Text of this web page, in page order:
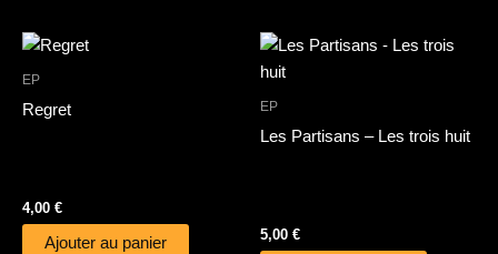
EP
Regret
4,00 €
Ajouter au panier
EP
Les Partisans – Les trois huit
5,00 €